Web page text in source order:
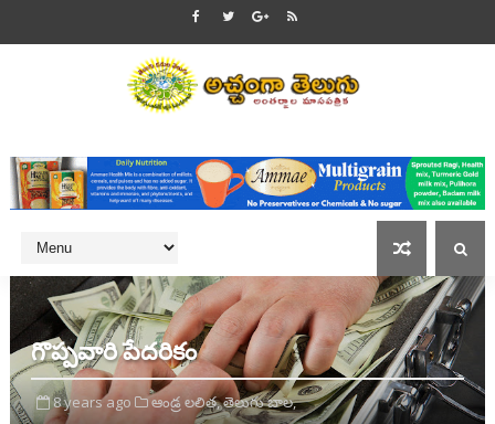
గొప్పవారి పేదరికం
8 years ago ఆండ్ర లలిత,తెలుగు బాల,